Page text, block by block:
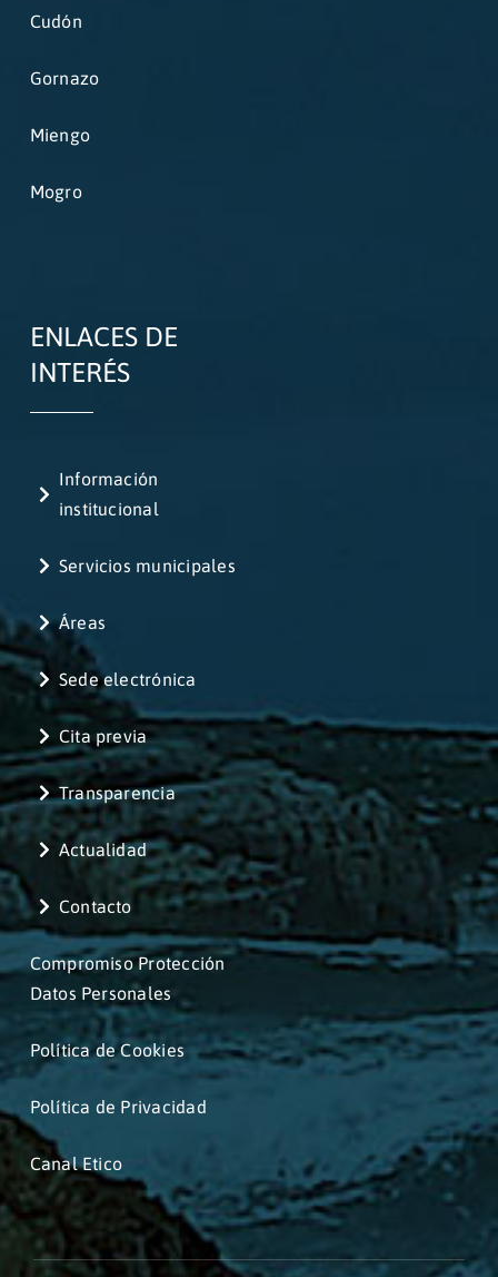
Cudón
Gornazo
Miengo
Mogro
ENLACES DE
INTERÉS
Información
institucional
Servicios municipales
Áreas
Sede electrónica
Cita previa
Transparencia
Actualidad
Contacto
Compromiso Protección
Datos Personales
Política de Cookies
Política de Privacidad
Canal Etico